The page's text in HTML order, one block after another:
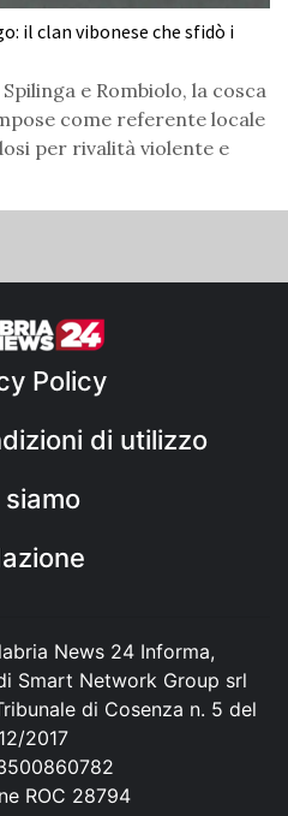
il clan vibonese che sfidò i
e Rombiolo, la cosca
come referente locale
per rivalità violente e
Policy
di utilizzo
siamo
News 24 Informa,
Smart Network Group srl
di Cosenza n. 5 del
2017
ROC 28794